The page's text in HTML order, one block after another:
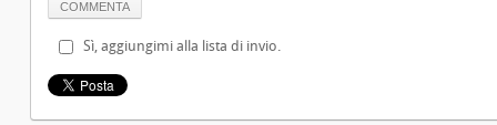
Sì, aggiungimi alla lista di invio.